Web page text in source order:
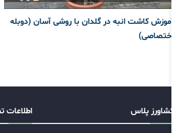
آموزش کاشت انبه در گلدان با روشی آسان (دوبله
اختصاصی)
کشاورز پلاس اطلاعات